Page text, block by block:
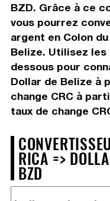
BZD. Grâce à ce
vous pourrez
argent en Colon
Belize. Utilisez les
dessous pour
Dollar de Belize à
change CRC à
taux de change
RICA =>
BZD